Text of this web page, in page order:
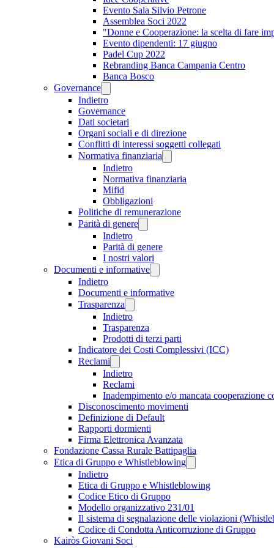
Evento Sala Silvio Petrone
Assemblea Soci 2022
"Donne e Cooperazione: la scelta di fare
Evento dipendenti: 17 giugno
Padel Cup 2022
Rebranding Banca Campania Centro
Banca Bosco
Governance
Indietro
Governance
Dati societari
Organi sociali e di direzione
Conflitti di interessi soggetti collegati
Normativa finanziaria
Indietro
Normativa finanziaria
Mifid
Obbligazioni
Politiche di remunerazione
Parità di genere
Indietro
Parità di genere
I nostri valori
Documenti e informative
Indietro
Documenti e informative
Trasparenza
Indietro
Trasparenza
Prodotti di terzi parti
Indicatore dei Costi Complessivi (ICC)
Reclami
Indietro
Reclami
Inadempimento e/o mancata cooperazione
Disconoscimento movimenti
Definizione di Default
Rapporti dormienti
Firma Elettronica Avanzata
Fondazione Cassa Rurale Battipaglia
Etica di Gruppo e Whistleblowing
Indietro
Etica di Gruppo e Whistleblowing
Codice Etico di Gruppo
Modello organizzativo 231/01
Il sistema di segnalazione delle violazioni
Codice di Condotta Anticorruzione di Gruppo
Kairòs Giovani Soci